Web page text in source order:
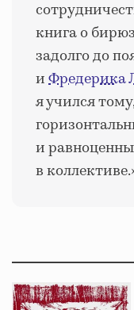
книга о
задолго до
иФредерика
я учился
и
в